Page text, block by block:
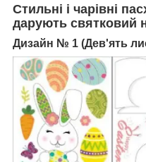
Стильні і чарівні
дарують святковий
Дизайн № 1 (Дев'ять